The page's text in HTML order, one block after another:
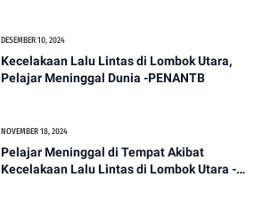
DESEMBER 10, 2024
Kecelakaan Lalu Lintas di Lombok Utara,
Pelajar Meninggal Dunia -PENANTB
NOVEMBER 18, 2024
Pelajar Meninggal di Tempat Akibat
Kecelakaan Lalu Lintas di Lombok Utara -